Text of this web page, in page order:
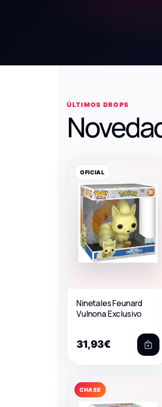
ÚLTIMOS DROPS
OFICIAL
Ninetales Feunard
Vulnona Exclusivo
31,93€
CHASE